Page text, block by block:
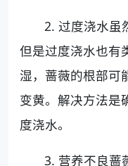
2. 过度浇水虽
但是过度浇水也有
湿，蔷薇的根部可
变黄。解决方法是
度浇水。
3. 营养不良蔷